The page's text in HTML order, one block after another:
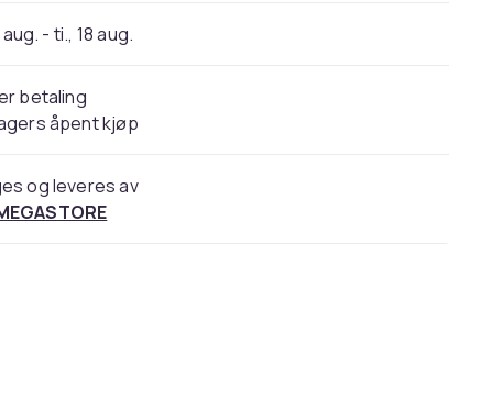
aug. - ti., 18 aug.
betaling
åpent kjøp
og leveres av